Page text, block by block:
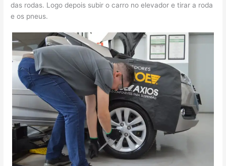
das rodas. Logo depois subir o carro no elevador e tirar a roda
e os pneus.